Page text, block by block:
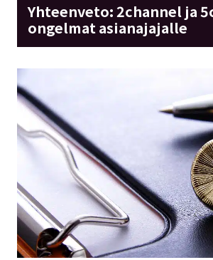
Yhteenveto: 2channel ja
ongelmat asianajajalle